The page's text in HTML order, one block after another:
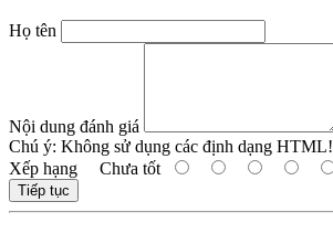
Họ tên
Nội dung đánh giá
Chú ý: Không sử dụng các định dạng HTML!
Xếp hạng Chưa tốt
Tiếp tục